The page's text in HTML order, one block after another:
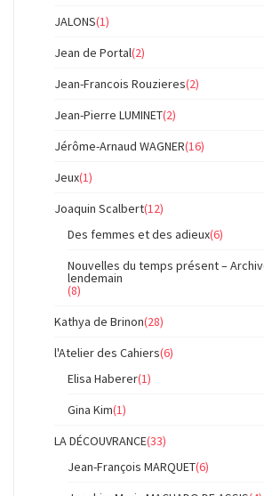
JALONS(1)
Jean de Portal(2)
Jean-Francois Rouzieres(2)
Jean-Pierre LUMINET(2)
Jérôme-Arnaud WAGNER(16)
Jeux(1)
Joaquin Scalbert(12)
Des femmes et des adieux(6)
Nouvelles du temps présent –
lendemain
(8)
Kathya de Brinon(28)
l'Atelier des Cahiers(6)
Elisa Haberer(1)
Gina Kim(1)
LA DÉCOUVRANCE(33)
Jean-François MARQUET(6)